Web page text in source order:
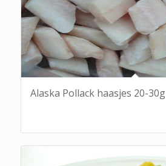
Alaska Pollack haasjes 20-30g